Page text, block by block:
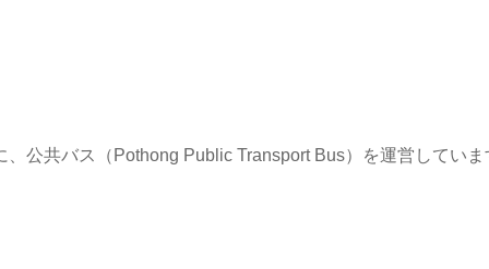
公共バス（Pothong Public Transport Bus）を運営していま